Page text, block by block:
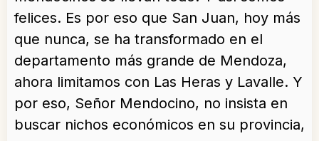
felices. Es por eso que San Juan, hoy más
que nunca, se ha transformado en el
departamento más grande de Mendoza,
ahora limitamos con Las Heras y Lavalle. Y
por eso, Señor Mendocino, no insista en
buscar nichos económicos en su provincia,